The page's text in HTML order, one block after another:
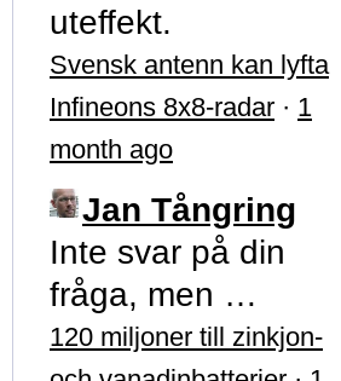
uteffekt.
Svensk antenn kan lyfta
Infineons 8x8-radar · 1
month ago
Jan Tångring
Inte svar på din
fråga, men …
120 miljoner till zinkjon-